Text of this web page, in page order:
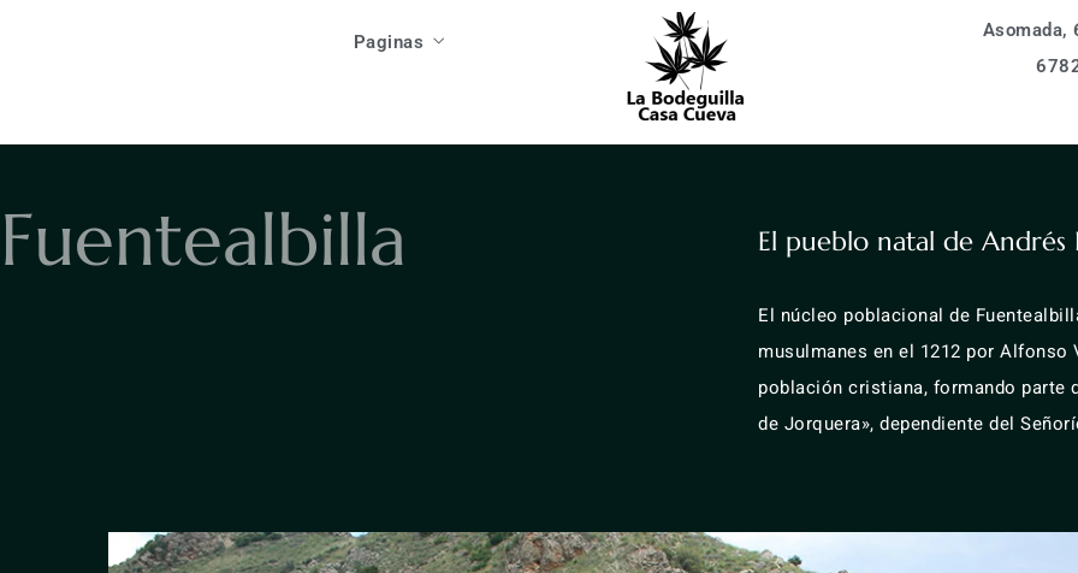
Paginas
Inicio
Las Casas
Localización
Alojamientos
La Bodeguilla 6 px
Apartamento 6 px
Apartamento 4 px
Asomada,
Las Casas
Que Hacer
La Bodeguilla 6 px
Fuentealbilla
Fuentealbilla El pueblo natal de Andrés
El núcleo poblacional de
musulmanes en el 1212 por Alfonso
población cristiana, formando parte
de Jorquera», dependiente del